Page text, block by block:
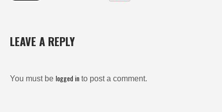
LEAVE A REPLY
You must be logged in to post a comment.